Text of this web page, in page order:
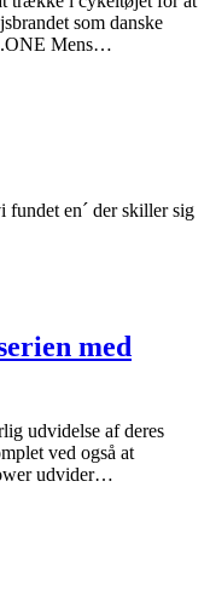
som danske
Mens…
fundet en´ der skiller sig
med
udvidelse af deres
ved også at
udvider…